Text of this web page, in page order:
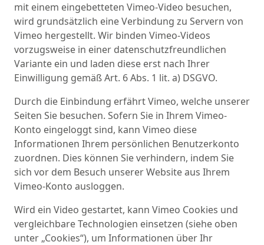
mit einem eingebetteten Vimeo-Video besuchen,
wird grundsätzlich eine Verbindung zu Servern von
Vimeo hergestellt. Wir binden Vimeo-Videos
vorzugsweise in einer datenschutzfreundlichen
Variante ein und laden diese erst nach Ihrer
Einwilligung gemäß Art. 6 Abs. 1 lit. a) DSGVO.
Durch die Einbindung erfährt Vimeo, welche unserer
Seiten Sie besuchen. Sofern Sie in Ihrem Vimeo-
Konto eingeloggt sind, kann Vimeo diese
Informationen Ihrem persönlichen Benutzerkonto
zuordnen. Dies können Sie verhindern, indem Sie
sich vor dem Besuch unserer Website aus Ihrem
Vimeo-Konto ausloggen.
Wird ein Video gestartet, kann Vimeo Cookies und
vergleichbare Technologien einsetzen (siehe oben
unter „Cookies“), um Informationen über Ihr